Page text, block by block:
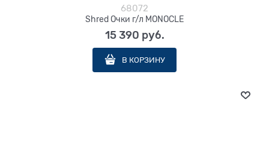
68072
Shred Очки г/л MONOCLE
15 390 руб.
В КОРЗИНУ